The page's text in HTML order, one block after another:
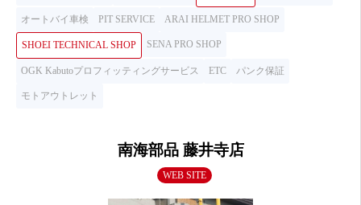
オートバイ車検 PIT SERVICE ARAI HELMET PRO SHOP
SHOEI TECHNICAL SHOP SENA PRO SHOP
OGK Kabutoプロフィッティングサービス ETC パンク保証
モトアウトレット
南海部品 藤井寺店
WEB SITE